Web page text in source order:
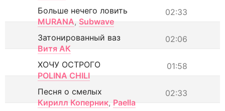
02:33
Больше нечего ловить
MURANA, Subwave
02:06
Затонированный ваз
Витя АК
01:58
ХОЧУ ОСТРОГО
POLINA CHILI
02:33
Песня о смелых
Кирилл Коперник, Paella